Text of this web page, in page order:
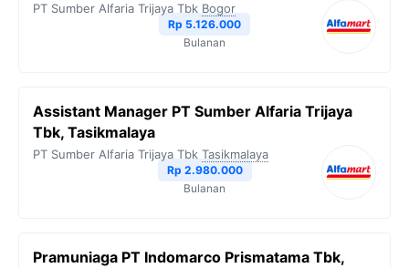
PT Sumber Alfaria Trijaya Tbk Bogor
Rp 5.126.000
Bulanan
Assistant Manager PT Sumber Alfaria Trijaya
Tbk, Tasikmalaya
PT Sumber Alfaria Trijaya Tbk Tasikmalaya
Rp 2.980.000
Bulanan
Pramuniaga PT Indomarco Prismatama Tbk,